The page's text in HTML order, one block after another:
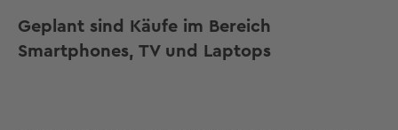
Geplant sind Käufe im Bereich
Smartphones, TV und Laptops